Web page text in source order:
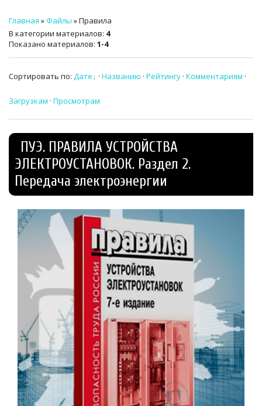
СТРОИТЕЛЬНЫЙ КОНТРОЛЬ
СТРОИТЕЛЬНЫЙ АУДИТ
О НАС
ПРЕССА
Главная »Файлы » Правила
В категории материалов: 4
Показано материалов: 1-4
Сортировать по: Дате · Названию · Рейтингу · Комментариям ·
Загрузкам · Просмотрам
ПУЭ. ПРАВИЛА УСТРОЙСТВА
ЭЛЕКТРОУСТАНОВОК. Раздел 2.
Передача электроэнергии